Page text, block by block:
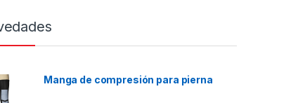
Manga de compresión para pierna